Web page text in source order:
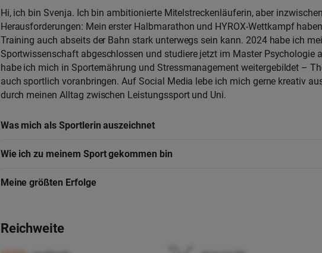
Hi, ich bin Svenja. Ich bin ambitionierte Mitelstreckenläuferin, aber
Herausforderungen: Mein erster Halbmarathon und HYROX-Wettkampf
Training auch abseits der Bahn stark unterwegs sein kann. 2024 habe ich
Sportwissenschaft abgeschlossen und studiere jetzt im Master Psychologie
habe ich mich in Sporternährung und Stressmanagement weitergebildet –
auch sportlich voranbringen. Auf Social Media lebe ich mich gerne kreativ
durch meinen Alltag zwischen Leistungssport und Uni.
Was mich als Sportlerin auszeichnet
Wie ich zu meinem Sport gekommen bin
Meine größten Erfolge
Reichweite